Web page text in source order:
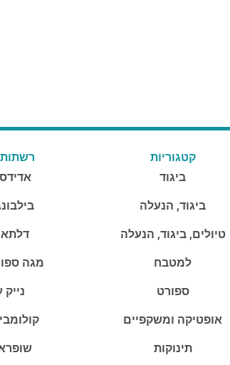
קטגוריות
ביגוד
ביגוד, הנעלה
טיולים, ביגוד, הנעלה
למטבח
ספורט
אופטיקה ומשקפיים
תינוקות
רשתות
דלתא
מגה